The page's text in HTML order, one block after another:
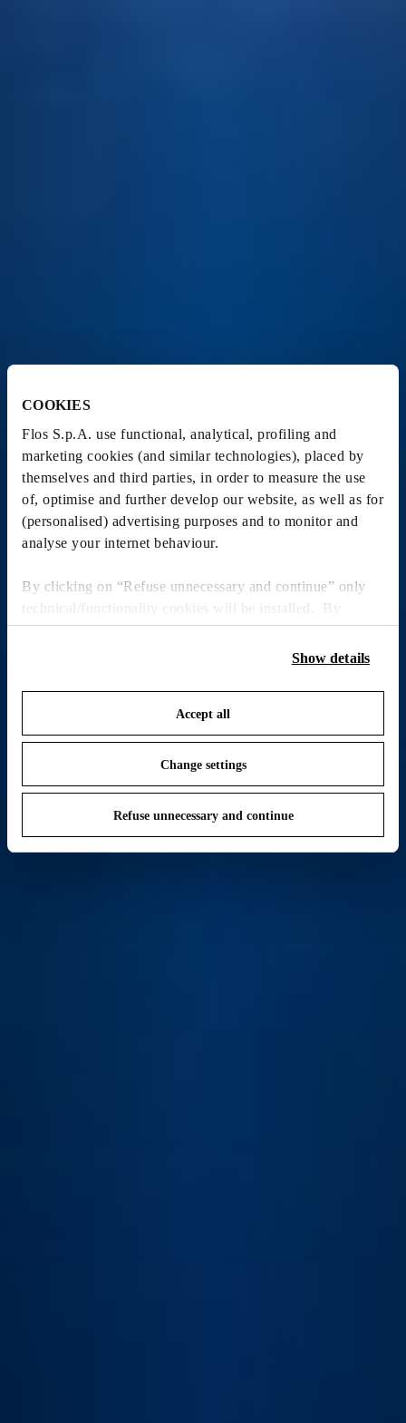
COOKIES
Flos S.p.A. use functional, analytical, profiling and
marketing cookies (and similar technologies), placed by
themselves and third parties, in order to measure the use
of, optimise and further develop our website, as well as for
(personalised) advertising purposes and to monitor and
analyse your internet behaviour.
By clicking on “Refuse unnecessary and continue” only
technical/functionality cookies will be installed. By
clicking on “Accept all” you consent to the use of all the
cookies. By clicking on “Change settings” you can accept
save your choices. You can modify your options anytime.
To know more refer to ourCookie Policy
Show details
Accept all
Change settings
Refuse unnecessary and continue